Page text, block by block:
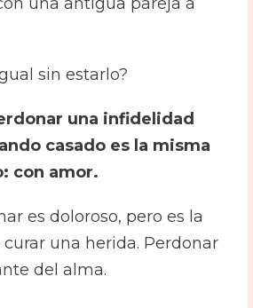
sin estarlo?
una infidelidad
casado es la misma
con amor.
es doloroso, pero es la
una herida. Perdonar
del alma.